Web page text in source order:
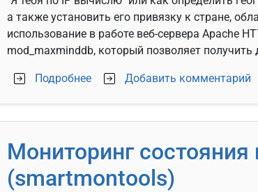
а также установить его привязку к стране,
использование в работе веб-сервера Apache
mod_maxminddb, который позволяет получить
Подробнеео Модуль геолокации для
Добавить комментарий
Мониторинг
(smartmontools)